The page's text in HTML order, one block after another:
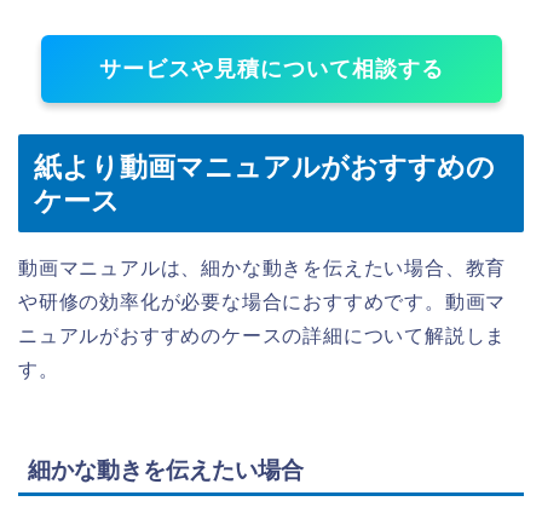
サービスや見積について相談する
紙より動画マニュアルがおすすめの
ケース
動画マニュアルは、細かな動きを伝えたい場合、教育
や研修の効率化が必要な場合におすすめです。動画マ
ニュアルがおすすめのケースの詳細について解説しま
す。
細かな動きを伝えたい場合